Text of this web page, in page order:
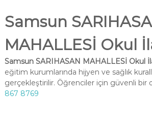
Samsun
MAHALLESİ Okul
Samsun SARIHASAN MAHALLESİ Okul
eğitim kurumlarında hijyen ve sağlık
gerçekleştirilir. Öğrenciler için güvenli bir
867 8769